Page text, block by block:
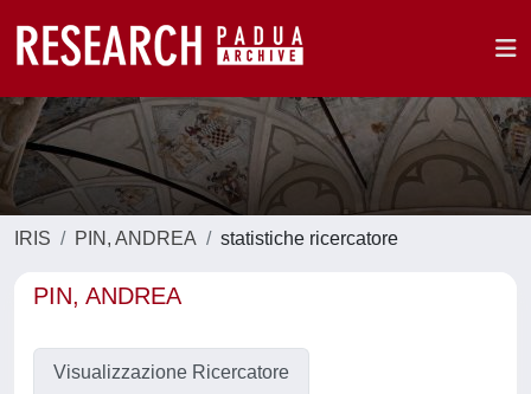
IRIS PIN, ANDREA statistiche ricercatore
PIN, ANDREA
Visualizzazione Ricercatore